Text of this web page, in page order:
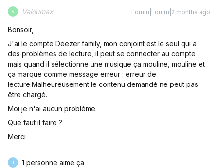
V Valoumax Forum|Forum|2 months ago
Bonsoir,
J'ai le compte Deezer family, mon conjoint est le seul qui a
des problèmes de lecture, il peut se connecter au compte
mais quand il sélectionne une musique ça mouline, mouline et
ça marque comme message erreur : erreur de
lecture.Malheureusement le contenu demandé ne peut pas
être chargé.
Moi je n'ai aucun problème.
Que faut il faire ?
Merci
J 1 personne aime ça